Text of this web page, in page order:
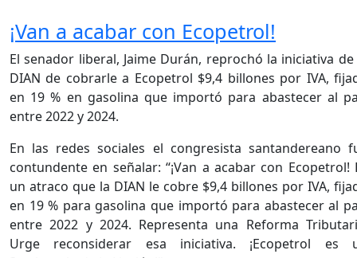
¡Van a acabar con Ecopetrol!
El senador liberal, Jaime Durán, reprochó la iniciativa de
DIAN de cobrarle a Ecopetrol $9,4 billones por IVA,
en 19 % en gasolina que importó para abastecer al
entre 2022 y 2024.
En las redes sociales el congresista santandereano
contundente en señalar: “¡Van a acabar con Ecopetrol!
un atraco que la DIAN le cobre $9,4 billones por IVA,
en 19 % para gasolina que importó para abastecer al
entre 2022 y 2024. Representa una Reforma
Urge reconsiderar esa iniciativa. ¡Ecopetrol es